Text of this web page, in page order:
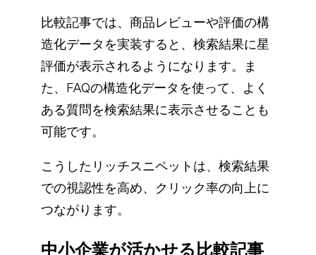
比較記事では、商品レビューや評価の構
造化データを実装すると、検索結果に星
評価が表示されるようになります。ま
た、FAQの構造化データを使って、よく
ある質問を検索結果に表示させることも
可能です。
こうしたリッチスニペットは、検索結果
での視認性を高め、クリック率の向上に
つながります。
中小企業が活かせる比較記事